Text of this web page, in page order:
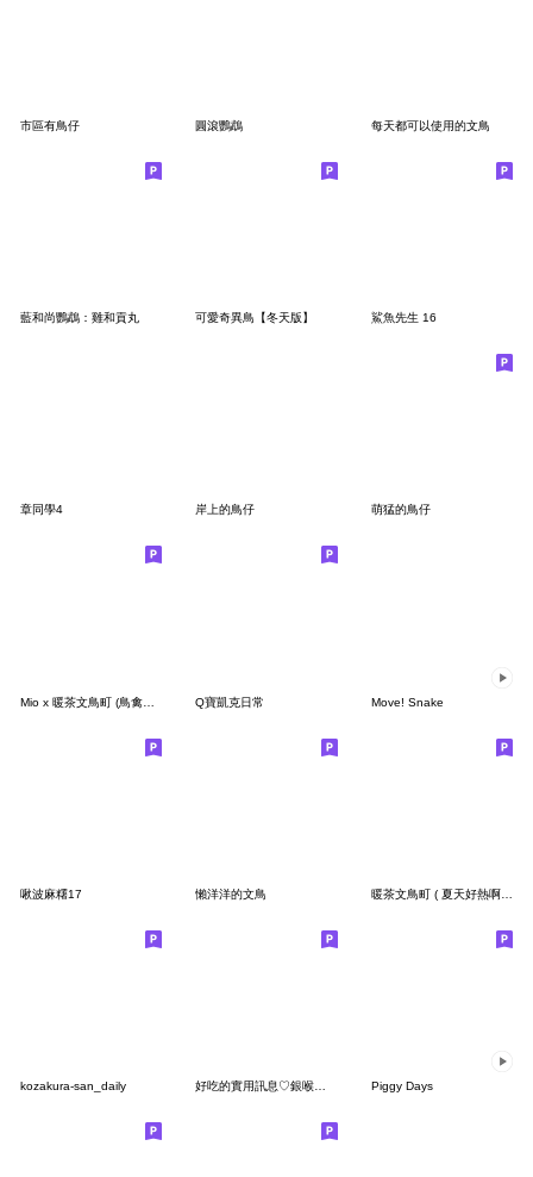
市區有鳥仔 圓滾鸚鵡 每天都可以使用的文鳥
藍和尚鸚鵡：雞和貢丸 可愛奇異鳥【冬天版】 鯊魚先生 16
章同學4 岸上的鳥仔 萌猛的鳥仔
Q寶凱克日常 Move! Snake
啾波麻糬17 懶洋洋的文鳥 暖茶文鳥町 ( 夏天好熱啊啊啊 )
kozakura-san_daily 好吃的實用訊息♡銀喉長尾山雀 Piggy Days